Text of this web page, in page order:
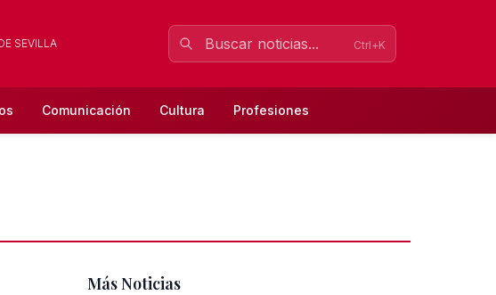
SEVILLA Ctrl+K
Comunicación Cultura Profesiones
Más Noticias